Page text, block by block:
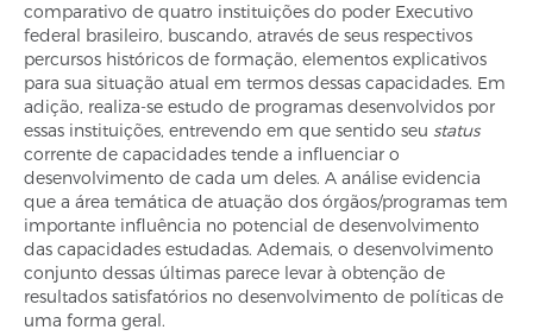
comparativo de quatro instituições do poder Executivo
federal brasileiro, buscando, através de seus respectivos
percursos históricos de formação, elementos explicativos
para sua situação atual em termos dessas capacidades. Em
adição, realiza-se estudo de programas desenvolvidos por
essas instituições, entrevendo em que sentido seu status
corrente de capacidades tende a influenciar o
desenvolvimento de cada um deles. A análise evidencia
que a área temática de atuação dos órgãos/programas tem
importante influência no potencial de desenvolvimento
das capacidades estudadas. Ademais, o desenvolvimento
conjunto dessas últimas parece levar à obtenção de
resultados satisfatórios no desenvolvimento de políticas de
uma forma geral.